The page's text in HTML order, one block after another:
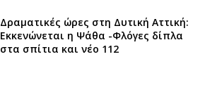
Δραματικές ώρες στη Δυτική Αττική:
Εκκενώνεται η Ψάθα -Φλόγες δίπλα
στα σπίτια και νέο 112